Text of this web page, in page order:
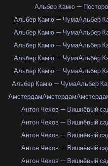
Альбер Камю —
Альбер Камю — ЧумаАльбер
Альбер Камю — ЧумаАльбер
Альбер Камю — ЧумаАльбер
Альбер Камю — ЧумаАльбер
Альбер Камю — ЧумаАльбер
Альбер Камю — ЧумаАльбер
АмстердамАмстердам
Антон Чехов — Вишнёвый
Антон Чехов — Вишнёвый
Антон Чехов — Вишнёвый
Антон Чехов — Вишнёвый
Антон Чехов — Вишнёвый